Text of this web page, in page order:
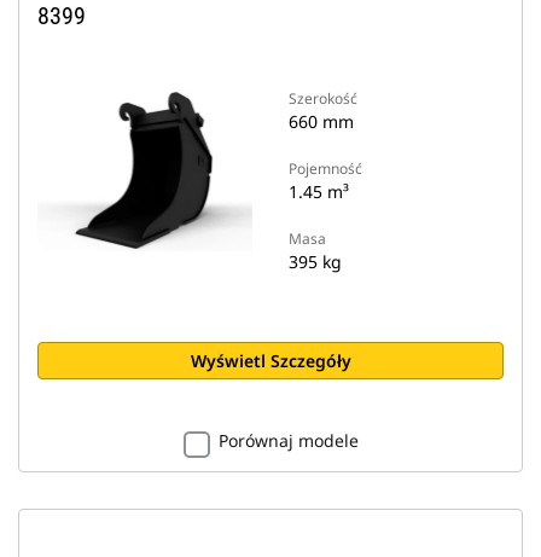
8399
Szerokość
660 mm
Pojemność
1.45 m³
Masa
395 kg
Wyświetl Szczegóły
Porównaj modele